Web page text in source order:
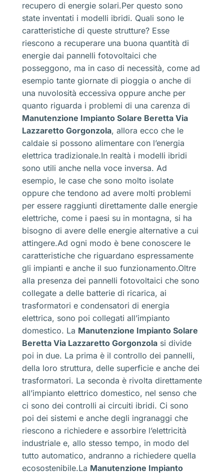
recupero di energie solari.Per questo sono
state inventati i modelli ibridi. Quali sono le
caratteristiche di queste strutture? Esse
riescono a recuperare una buona quantità di
energie dai pannelli fotovoltaici che
posseggono, ma in caso di necessità, come ad
esempio tante giornate di pioggia o anche di
una nuvolosità eccessiva oppure anche per
quanto riguarda i problemi di una carenza di
Manutenzione Impianto Solare Beretta Via
Lazzaretto Gorgonzola, allora ecco che le
caldaie si possono alimentare con l’energia
elettrica tradizionale.In realtà i modelli ibridi
sono utili anche nella voce inversa. Ad
esempio, le case che sono molto isolate
oppure che tendono ad avere molti problemi
per essere raggiunti direttamente dalle energie
elettriche, come i paesi su in montagna, si ha
bisogno di avere delle energie alternative a cui
attingere.Ad ogni modo è bene conoscere le
caratteristiche che riguardano espressamente
gli impianti e anche il suo funzionamento.Oltre
alla presenza dei pannelli fotovoltaici che sono
collegate a delle batterie di ricarica, ai
trasformatori e condensatori di energia
elettrica, sono poi collegati all’impianto
domestico. La Manutenzione Impianto Solare
Beretta Via Lazzaretto Gorgonzola si divide
poi in due. La prima è il controllo dei pannelli,
della loro struttura, delle superficie e anche dei
trasformatori. La seconda è rivolta direttamente
all’impianto elettrico domestico, nel senso che
ci sono dei controlli ai circuiti ibridi. Ci sono
poi dei sistemi e anche degli ingranaggi che
riescono a richiedere e assorbire l’elettricità
industriale e, allo stesso tempo, in modo del
tutto automatico, andranno a richiedere quella
ecosostenibile.La Manutenzione Impianto